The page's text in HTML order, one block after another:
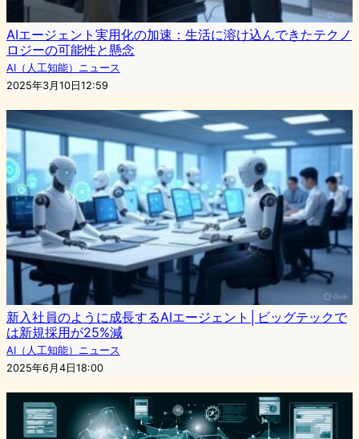
AIエージェント実用化の加速：生活に溶け込んできたテクノ
ロジーの可能性と懸念
AI（人工知能）ニュース
2025年3月10日12:59
新入社員のように成長するAIエージェント│ビッグテックで
は新規採用が25%減
AI（人工知能）ニュース
2025年6月4日18:00